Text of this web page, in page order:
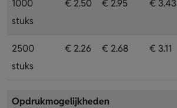
1000
stuks
€ 2.50 € 2.95 € 3.43
2500
stuks
€ 2.26 € 2.68 € 3.11
Opdrukmogelijkheden